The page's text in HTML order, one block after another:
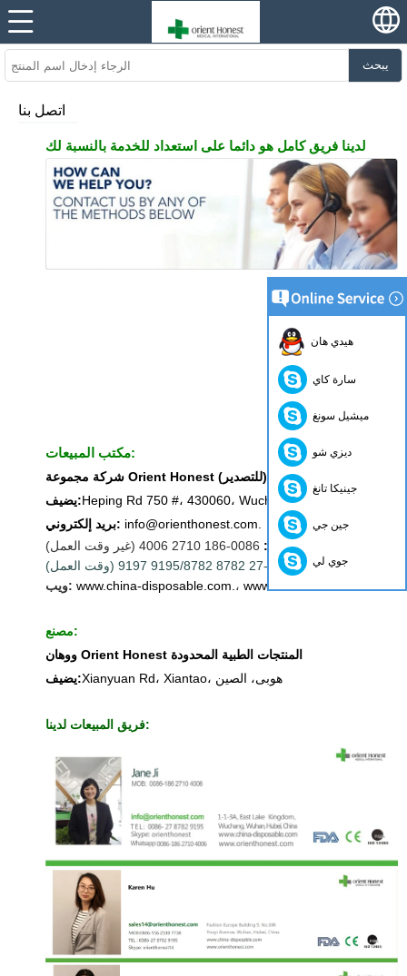
يبحث
اتصل بنا
مكتب المبيعات:
شركة مجموعة Orient Honest المحدودة (للتصدير)
يضيف:
بريد إلكتروني: info@orienthonest.com.
التليفون المحمول: 0086-186 2710 4006 (غير وقت العمل)
أمن:0086-27 8782 9195/8782 9197 (وقت العمل)
ويب: www.china-disposable.com. ، www.orienthonest.com.
مصنع:
ووهان Orient Honest المنتجات الطبية المحدودة
يضيف:
Xianyuan Rd، Xiantao، هوبى، الصين
فريق المبيعات لدينا:
هيدي هان
سارة كاي
ميشيل سونغ
ديزي شو
جينيكا تانغ
جين جي
جوي لي